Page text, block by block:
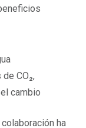
CO₂,
cambio
ha